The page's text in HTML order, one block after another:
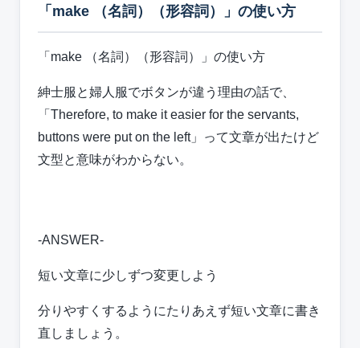
「make （名詞）（形容詞）」の使い方
「make （名詞）（形容詞）」の使い方
紳士服と婦人服でボタンが違う理由の話で、
「Therefore, to make it easier for the servants,
buttons were put on the left」って文章が出たけど
文型と意味がわからない。
-ANSWER-
短い文章に少しずつ変更しよう
分りやすくするようにたりあえず短い文章に書き
直しましょう。